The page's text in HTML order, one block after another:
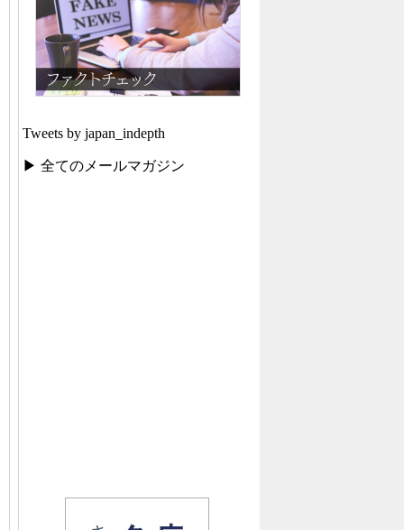
Tweets by japan_indepth
▶ 全てのメールマガジン